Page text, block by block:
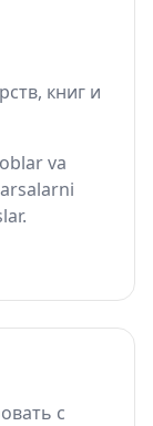
книг и
va
с